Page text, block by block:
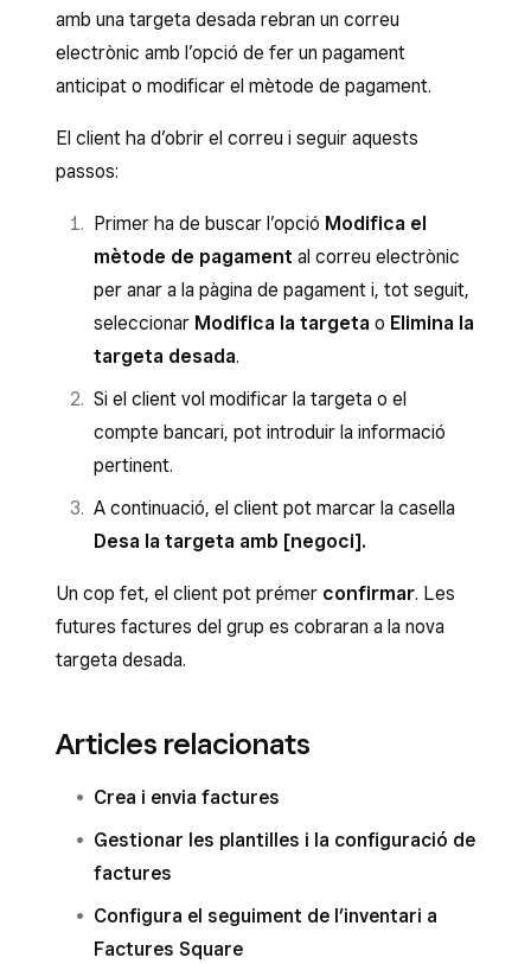
amb una targeta desada rebran un correu
electrònic amb l’opció de fer un pagament
anticipat o modificar el mètode de pagament.
El client ha d’obrir el correu i seguir aquests
passos:
Primer ha de buscar l’opció Modifica el
mètode de pagament al correu electrònic
per anar a la pàgina de pagament i, tot seguit,
seleccionar Modifica la targeta o Elimina la
targeta desada.
Si el client vol modificar la targeta o el
compte bancari, pot introduir la informació
pertinent.
A continuació, el client pot marcar la casella
Desa la targeta amb [negoci].
Un cop fet, el client pot prémer confirmar. Les
futures factures del grup es cobraran a la nova
targeta desada.
Articles relacionats
Crea i envia factures
Gestionar les plantilles i la configuració de
factures
Configura el seguiment de l’inventari a
Factures Square